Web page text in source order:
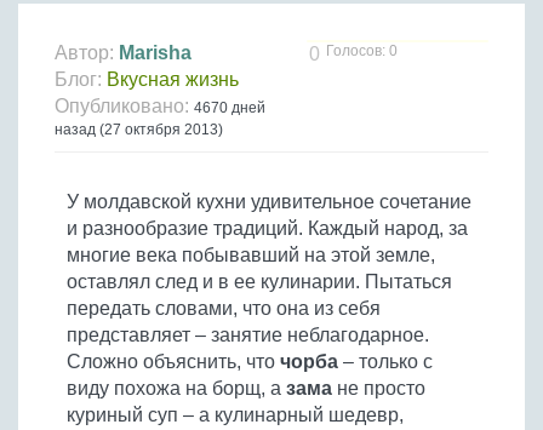
Супы-пюре
Молочные супы
Сладкие супы
Запеченное мясо
Тушеное мясо
Из мясного фарша
Из мясопродуктов
Отварная и паровая
Запеченная рыба
Из рыбного фарша
Морепродукты
Суши и роллы
Вся птица
Жареная птица
Отварная птица
Тушеная птица
Из фарша птицы
Из субпродуктов птицы
Овощи
Все овощи
Жареные овощи
Тушеные овощи
Запеченные овощи
Выпечка
Торты и пирожные
Пироги и пирожки
Кексы и маффины
Печенье и булочки
Блины и оладьи
Кремы
Все соусы
Соусы к мясу
Соусы к рыбе
Соусы к овощам
Другие соусы
Напитки
Все напитки
Алкогольные напитки
Безалкогольные напитки
Заготовки
Все заготовки
Ягоды и фрукты
Овощи
Грибы
Десерты
Конфеты и сладости
Десерты
Ещё...
Молочные продукты
Автор: Marisha
Блог: Вкусная жизнь
Опубликовано: 4670 дней
назад (27 октября 2013)
0 Голосов: 0
У молдавской кухни удивительное сочетание
и разнообразие традиций. Каждый народ, за
многие века побывавший на этой земле,
оставлял след и в ее кулинарии. Пытаться
передать словами, что она из себя
представляет – занятие неблагодарное.
Сложно объяснить, что чорба – только с
виду похожа на борщ, а зама не просто
куриный суп – а кулинарный шедевр,